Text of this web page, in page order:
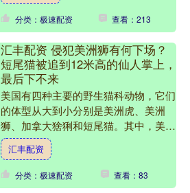
分类：极速配资 查看：213
汇丰配资 侵犯美洲狮有何下场？
短尾猫被追到12米高的仙人掌上，
最后下不来
美国有四种主要的野生猫科动物，它们
的体型从大到小分别是美洲虎、美洲
狮、加拿大猞猁和短尾猫。其中，美洲
虎主要生活在美国南部和墨西哥接壤的
地区，但现在已变得越来越少....
汇丰配资
分类：极速配资 查看：83